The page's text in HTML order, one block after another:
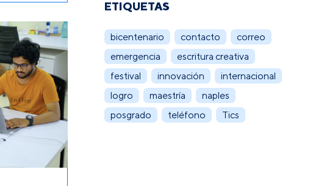
ETIQUETAS
bicentenario contacto
correo
emergencia
escritura creativa
festival
innovación
internacional
logro
maestría
naples
posgrado
teléfono Tics